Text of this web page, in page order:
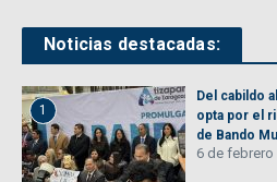
Noticias destacadas:
1
Del cabildo
opta por el
de Bando
6 de febrero